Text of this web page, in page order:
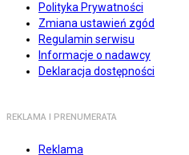
Polityka Prywatności
Zmiana ustawień zgód
Regulamin serwisu
Informacje o nadawcy
Deklaracja dostępności
REKLAMA I PRENUMERATA
Reklama